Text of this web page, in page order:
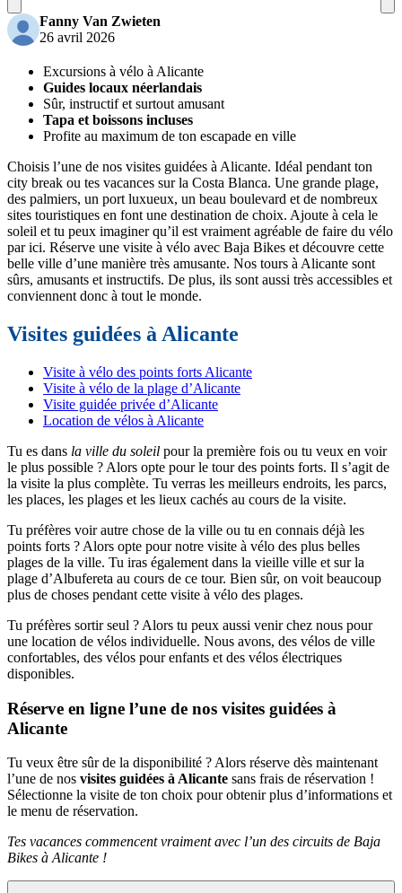
Fanny Van Zwieten
26 avril 2026
Excursions à vélo à Alicante
Guides locaux néerlandais
Sûr, instructif et surtout amusant
Tapa et boissons incluses
Profite au maximum de ton escapade en ville
Choisis l’une de nos visites guidées à Alicante. Idéal pendant ton
city break ou tes vacances sur la Costa Blanca. Une grande plage,
des palmiers, un port luxueux, un beau boulevard et de nombreux
sites touristiques en font une destination de choix. Ajoute à cela le
soleil et tu peux imaginer qu’il est vraiment agréable de faire du vélo
par ici. Réserve une visite à vélo avec Baja Bikes et découvre cette
belle ville d’une manière très amusante. Nos tours à Alicante sont
sûrs, amusants et instructifs. De plus, ils sont aussi très accessibles et
conviennent donc à tout le monde.
Visites guidées à Alicante
Visite à vélo des points forts Alicante
Visite à vélo de la plage d’Alicante
Visite guidée privée d’Alicante
Location de vélos à Alicante
Tu es dans la ville du soleil pour la première fois ou tu veux en voir
le plus possible ? Alors opte pour le tour des points forts. Il s’agit de
la visite la plus complète. Tu verras les meilleurs endroits, les parcs,
les places, les plages et les lieux cachés au cours de la visite.
Tu préfères voir autre chose de la ville ou tu en connais déjà les
points forts ? Alors opte pour notre visite à vélo des plus belles
plages de la ville. Tu iras également dans la vieille ville et sur la
plage d’Albufereta au cours de ce tour. Bien sûr, on voit beaucoup
plus de choses pendant cette visite à vélo des plages.
Tu préfères sortir seul ? Alors tu peux aussi venir chez nous pour
une location de vélos individuelle. Nous avons, des vélos de ville
confortables, des vélos pour enfants et des vélos électriques
disponibles.
Réserve en ligne l’une de nos visites guidées à
Alicante
Tu veux être sûr de la disponibilité ? Alors réserve dès maintenant
l’une de nos visites guidées à Alicante sans frais de réservation !
Sélectionne la visite de ton choix pour obtenir plus d’informations et
le menu de réservation.
Tes vacances commencent vraiment avec l’un des circuits de Baja
Bikes à Alicante !